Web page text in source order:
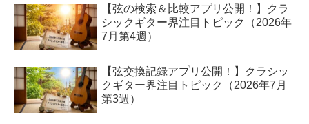
【弦の検索＆比較アプリ公開！】クラ
シックギター界注目トピック（2026年
7月第4週）
【弦交換記録アプリ公開！】クラシッ
クギター界注目トピック（2026年7月
第3週）